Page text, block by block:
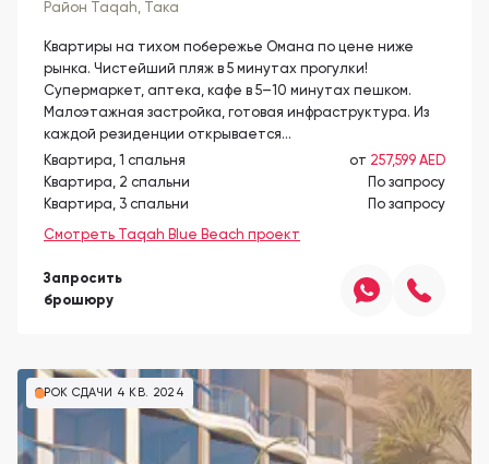
Район Taqah, Така
Квартиры на тихом побережье Омана по цене ниже
рынка. Чистейший пляж в 5 минутах прогулки!
Супермаркет, аптека, кафе в 5–10 минутах пешком.
Малоэтажная застройка, готовая инфраструктура. Из
каждой резиденции открывается…
Квартира, 1 спальня
от 257,599 AED
Квартира, 2 спальни
По запросу
Квартира, 3 спальни
По запросу
Смотреть Taqah Blue Beach проект
Запросить
брошюру
СРОК СДАЧИ 4 КВ. 2024